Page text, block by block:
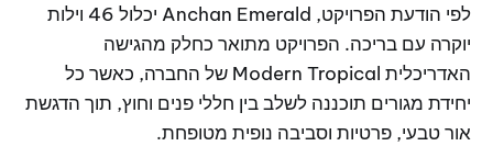
לפי הודעת הפרויקט, Anchan Emerald יכלול 46 וילות
יוקרה עם בריכה. הפרויקט מתואר כחלק מהגישה
האדריכלית Modern Tropical של החברה, כאשר כל
יחידת מגורים תוכננה לשלב בין חללי פנים וחוץ, תוך הדגשת
אור טבעי, פרטיות וסביבה נופית מטופחת.